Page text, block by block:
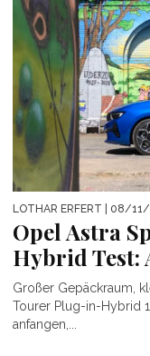
LOTHAR ERFERT | 08/
Opel Astra
Hybrid Test:
Großer Gepäckraum,
Tourer Plug-in-Hybrid
anfangen,...